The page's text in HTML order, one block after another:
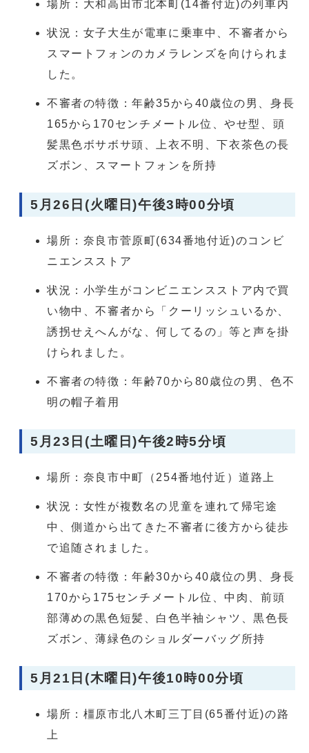
場所：大和高田市北本町(14番付近)の列車内
状況：女子大生が電車に乗車中、不審者から
スマートフォンのカメラレンズを向けられま
した。
不審者の特徴：年齢35から40歳位の男、身長
165から170センチメートル位、やせ型、頭
髪黒色ボサボサ頭、上衣不明、下衣茶色の長
ズボン、スマートフォンを所持
5月26日(火曜日)午後3時00分頃
場所：奈良市菅原町(634番地付近)のコンビ
ニエンスストア
状況：小学生がコンビニエンスストア内で買
い物中、不審者から「クーリッシュいるか、
誘拐せえへんがな、何してるの」等と声を掛
けられました。
不審者の特徴：年齢70から80歳位の男、色不
明の帽子着用
5月23日(土曜日)午後2時5分頃
場所：奈良市中町（254番地付近）道路上
状況：女性が複数名の児童を連れて帰宅途
中、側道から出てきた不審者に後方から徒歩
で追随されました。
不審者の特徴：年齢30から40歳位の男、身長
170から175センチメートル位、中肉、前頭
部薄めの黒色短髪、白色半袖シャツ、黒色長
ズボン、薄緑色のショルダーバッグ所持
5月21日(木曜日)午後10時00分頃
場所：橿原市北八木町三丁目(65番付近)の路
上